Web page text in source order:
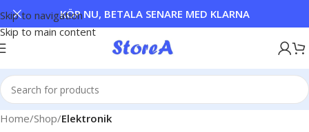
Skip to navigation
Skip to main content
KÖP NU, BETALA SENARE MED KLARNA
Home Shop Elektronik